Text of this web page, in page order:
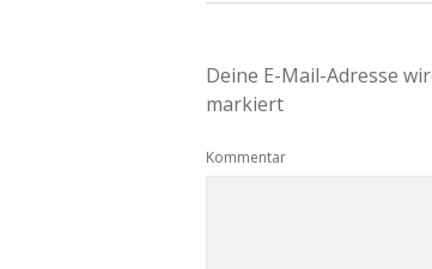
Deine E-Mail-Adresse
markiert
Kommentar